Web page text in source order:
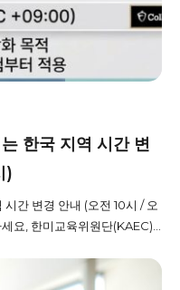
한국 지역 시간 변
)
간 변경 안내 (오전 10시 / 오
요, 한미교육위원단(KAEC)...